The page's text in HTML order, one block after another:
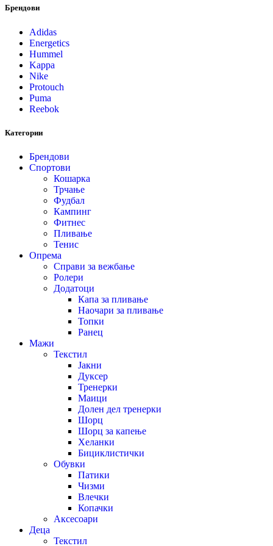
Брендови
Adidas
Energetics
Hummel
Kappa
Nike
Protouch
Puma
Reebok
Категории
Брендови
Спортови
Кошарка
Трчање
Фудбал
Кампинг
Фитнес
Пливање
Тенис
Опрема
Справи за вежбање
Ролери
Додатоци
Капа за пливање
Наочари за пливање
Топки
Ранец
Мажи
Текстил
Јакни
Дуксер
Тренерки
Маици
Долен дел тренерки
Шорц
Шорц за капење
Хеланки
Бициклистички
Обувки
Патики
Чизми
Влечки
Копачки
Аксесоари
Деца
Текстил